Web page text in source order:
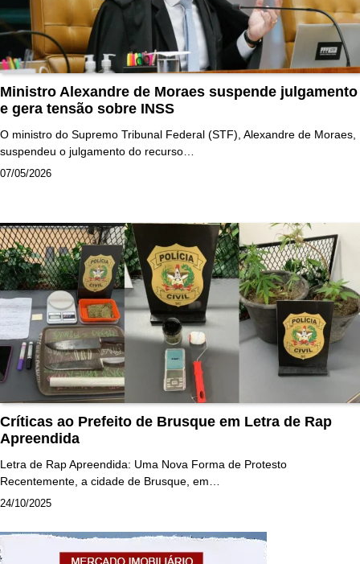
Ministro Alexandre de Moraes suspende julgamento
e gera tensão sobre INSS
O ministro do Supremo Tribunal Federal (STF), Alexandre de Moraes,
suspendeu o julgamento do recurso…
07/05/2026
Críticas ao Prefeito de Brusque em Letra de Rap
Apreendida
Letra de Rap Apreendida: Uma Nova Forma de Protesto
Recentemente, a cidade de Brusque, em…
24/10/2025